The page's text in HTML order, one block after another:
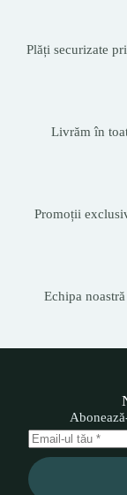
Plăți securizate
Livrăm în
Promoții
Echipa